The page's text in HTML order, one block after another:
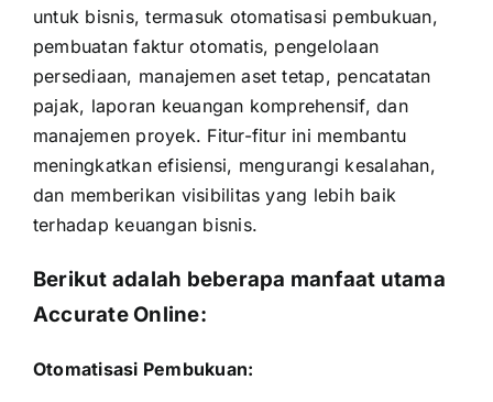
untuk bisnis, termasuk otomatisasi pembukuan,
pembuatan faktur otomatis, pengelolaan
persediaan, manajemen aset tetap, pencatatan
pajak, laporan keuangan komprehensif, dan
manajemen proyek. Fitur-fitur ini membantu
meningkatkan efisiensi, mengurangi kesalahan,
dan memberikan visibilitas yang lebih baik
terhadap keuangan bisnis.
Berikut adalah beberapa manfaat utama
Accurate Online:
Otomatisasi Pembukuan: